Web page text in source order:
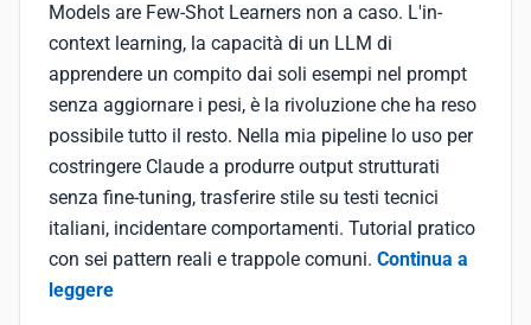
Models are Few-Shot Learners non a caso. L'in-
context learning, la capacità di un LLM di
apprendere un compito dai soli esempi nel prompt
senza aggiornare i pesi, è la rivoluzione che ha reso
possibile tutto il resto. Nella mia pipeline lo uso per
costringere Claude a produrre output strutturati
senza fine-tuning, trasferire stile su testi tecnici
italiani, incidentare comportamenti. Tutorial pratico
con sei pattern reali e trappole comuni. Continua a
leggere